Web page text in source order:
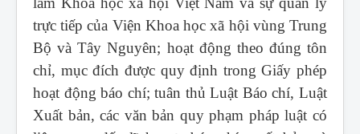
trực tiếp của Viện Khoa học xã hội vùng Trung
Bộ và Tây Nguyên; hoạt động theo đúng tôn
chỉ, mục đích được quy định trong Giấy phép
hoạt động báo chí; tuân thủ Luật Báo chí, Luật
Xuất bản, các văn bản quy phạm pháp luật có